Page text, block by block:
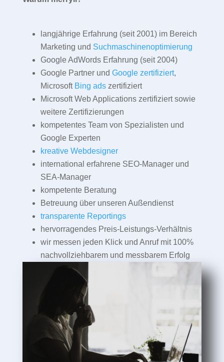
langjährige Erfahrung (seit 2001) im Bereich
Marketing und Suchmaschinenoptimierung
Google AdWords Erfahrung (seit 2004)
Google Partner und Google zertifiziert,
Microsoft Bing adszertifiziert
Microsoft Web Applications zertifiziert sowie
weitere Zertifizierungen
kompetentes Team von Spezialisten und
Google Experten
kreative Webdesigner
international erfahrene SEO-Manager und
SEA-Manager
kompetente Beratung
Betreuung über unseren Außendienst
transparente Reportings
hervorragendes Preis-Leistungs-Verhältnis
wir messen jeden Klick und Anruf mit 100%
nachvollziehbarem und messbarem Erfolg